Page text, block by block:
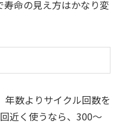
寿命の見え方はかなり変
数よりサイクル回数を
近く使うなら、300〜